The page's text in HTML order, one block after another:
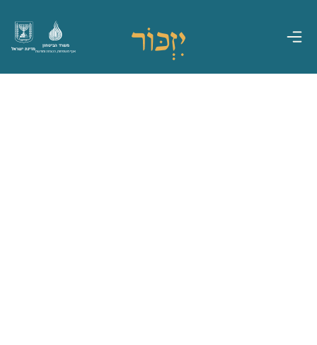
מדינת ישראל
משרד הביטחון
אגף משפחות, הנצחה ומורשת